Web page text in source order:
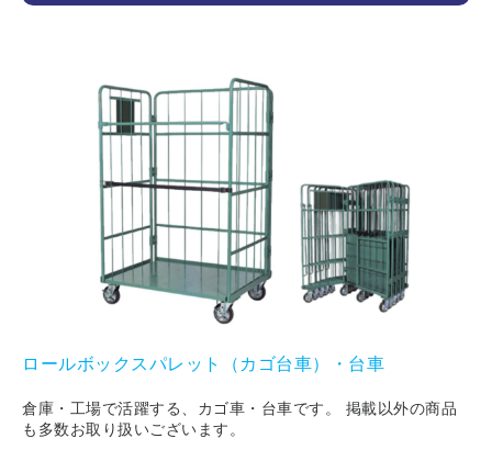
ロールボックスパレット（カゴ台車）・台車
倉庫・工場で活躍する、カゴ車・台車です。 掲載以外の商品
も多数お取り扱いございます。